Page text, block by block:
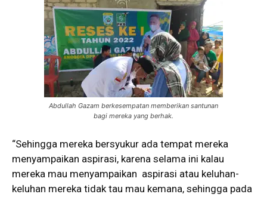
Abdullah Gazam berkesempatan memberikan santunan
bagi mereka yang berhak.
“Sehingga mereka bersyukur ada tempat mereka
menyampaikan aspirasi, karena selama ini kalau
mereka mau menyampaikan aspirasi atau keluhan-
keluhan mereka tidak tau mau kemana, sehingga pada